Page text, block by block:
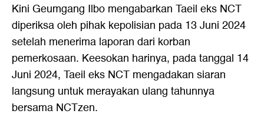
Kini Geumgang Ilbo mengabarkan Taeil eks NCT
diperiksa oleh pihak kepolisian pada 13 Juni 2024
setelah menerima laporan dari korban
pemerkosaan. Keesokan harinya, pada tanggal 14
Juni 2024, Taeil eks NCT mengadakan siaran
langsung untuk merayakan ulang tahunnya
bersama NCTzen.